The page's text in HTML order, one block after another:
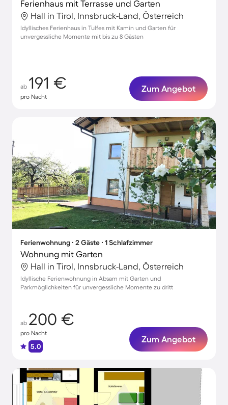
Ferienhaus mit Terrasse und Garten
Hall in Tirol, Innsbruck-Land, Österreich
Idyllisches Ferienhaus in Tulfes mit Kamin und Garten für
unvergessliche Momente mit bis zu 8 Gästen
ab 191 €
pro Nacht
Zum Angebot
Ferienwohnung ∙ 2 Gäste ∙ 1 Schlafzimmer
Wohnung mit Garten
Hall in Tirol, Innsbruck-Land, Österreich
Idyllische Ferienwohnung in Absam mit Garten und
Parkmöglichkeiten für unvergessliche Momente zu dritt
ab 200 €
pro Nacht
5.0
Zum Angebot